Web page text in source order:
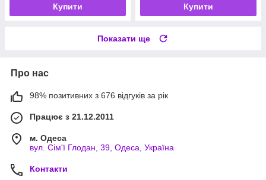
Купити Купити
Показати ще
Про нас
98% позитивних з 676 відгуків за рік
Працює з 21.12.2011
м. Одеса
вул. Сім'ї Глодан, 39, Одеса, Україна
Контакти